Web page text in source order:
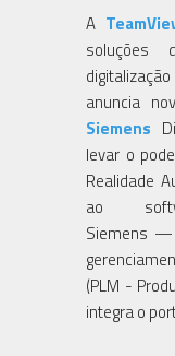
A
soluções
anuncia
Siemens
levar o
Realidade
ao
Siemens —
(PLM -
integra o